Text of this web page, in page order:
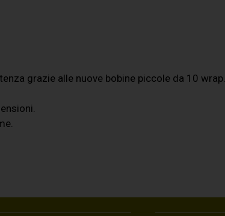
grazie alle nuove bobine piccole da 10 wrap.